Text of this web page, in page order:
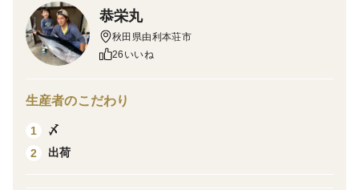
級料亭等で人気の食材です。 食べ方はやはり鍋！！
てんぷらも美味しいです！！ 高級料亭に味をご自宅で
味わえます!! 「本物」の味を格安でどうぞ！！ 鮮度抜
恭栄丸
秋田県由利本荘市
26いいね
生産者のこだわり
1
〆
2
出荷